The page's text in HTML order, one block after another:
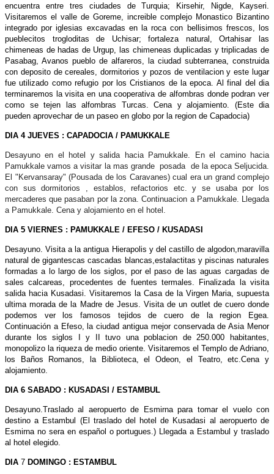
encuentra entre tres ciudades de Turquia; Kirsehir, Nigde, Kayseri.
Visitaremos el valle de Goreme, increible complejo Monastico Bizantino
integrado por iglesias excavadas en la roca con bellisimos frescos, los
pueblecitos trogloditas de Uchisar; fortaleza natural, Ortahisar las
chimeneas de hadas de Urgup, las chimeneas duplicadas y triplicadas de
Pasabag, Avanos pueblo de alfareros, la ciudad subterranea, construida
con deposito de cereales, dormitorios y pozos de ventilacion y este lugar
fue utilizado como refugio por los Cristianos de la epoca. Al final del dia
terminaremos la visita en una cooperativa de alfombras donde podran ver
como se tejen las alfombras Turcas. Cena y alojamiento. (Este dia
pueden aprovechar de un paseo en globo por la region de Capadocia)
DIA 4 JUEVES : CAPADOCIA / PAMUKKALE
Desayuno en el hotel y salida hacia Pamukkale. En el camino hacia
Pamukkale vamos a visitar la mas grande posada de la epoca Seljucida.
El "Kervansaray" (Pousada de los Caravanes) cual era un grand complejo
con sus dormitorios , establos, refactorios etc. y se usaba por los
mercaderes que pasaban por la zona. Continuacion a Pamukkale. Llegada
a Pamukkale. Cena y alojamiento en el hotel.
DIA 5 VIERNES : PAMUKKALE / EFESO / KUSADASI
Desayuno. Visita a la antigua Hierapolis y del castillo de algodon,maravilla
natural de gigantescas cascadas blancas,estalactitas y piscinas naturales
formadas a lo largo de los siglos, por el paso de las aguas cargadas de
sales calcareas, procedentes de fuentes termales. Finalizada la visita
salida hacia Kusadasi. Visitaremos la Casa de la Virgen Maria, supuesta
ultima morada de la Madre de Jesus. Visita de un outlet de cuero donde
podemos ver los famosos tejidos de cuero de la region Egea.
Continuación a Efeso, la ciudad antigua mejor conservada de Asia Menor
durante los siglos І y ІІ tuvo una poblacion de 250.000 habitantes,
monopolizo la riqueza de medio oriente. Visitaremos el Templo de Adriano,
los Baños Romanos, la Biblioteca, el Odeon, el Teatro, etc.Cena y
alojamiento.
DIA 6 SABADO : KUSADASI / ESTAMBUL
Desayuno.Traslado al aeropuerto de Esmirna para tomar el vuelo con
destino a Estambul (El traslado del hotel de Kusadasi al aeropuerto de
Esmirna no sera en español o portugues.) Llegada a Estambul y traslado
al hotel elegido.
DIA 7 DOMINGO : ESTAMBUL